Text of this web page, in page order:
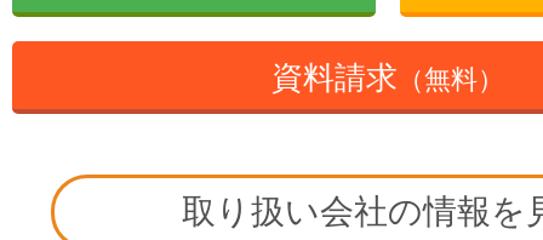
資料請求 （無料）
取り扱い会社の情報を